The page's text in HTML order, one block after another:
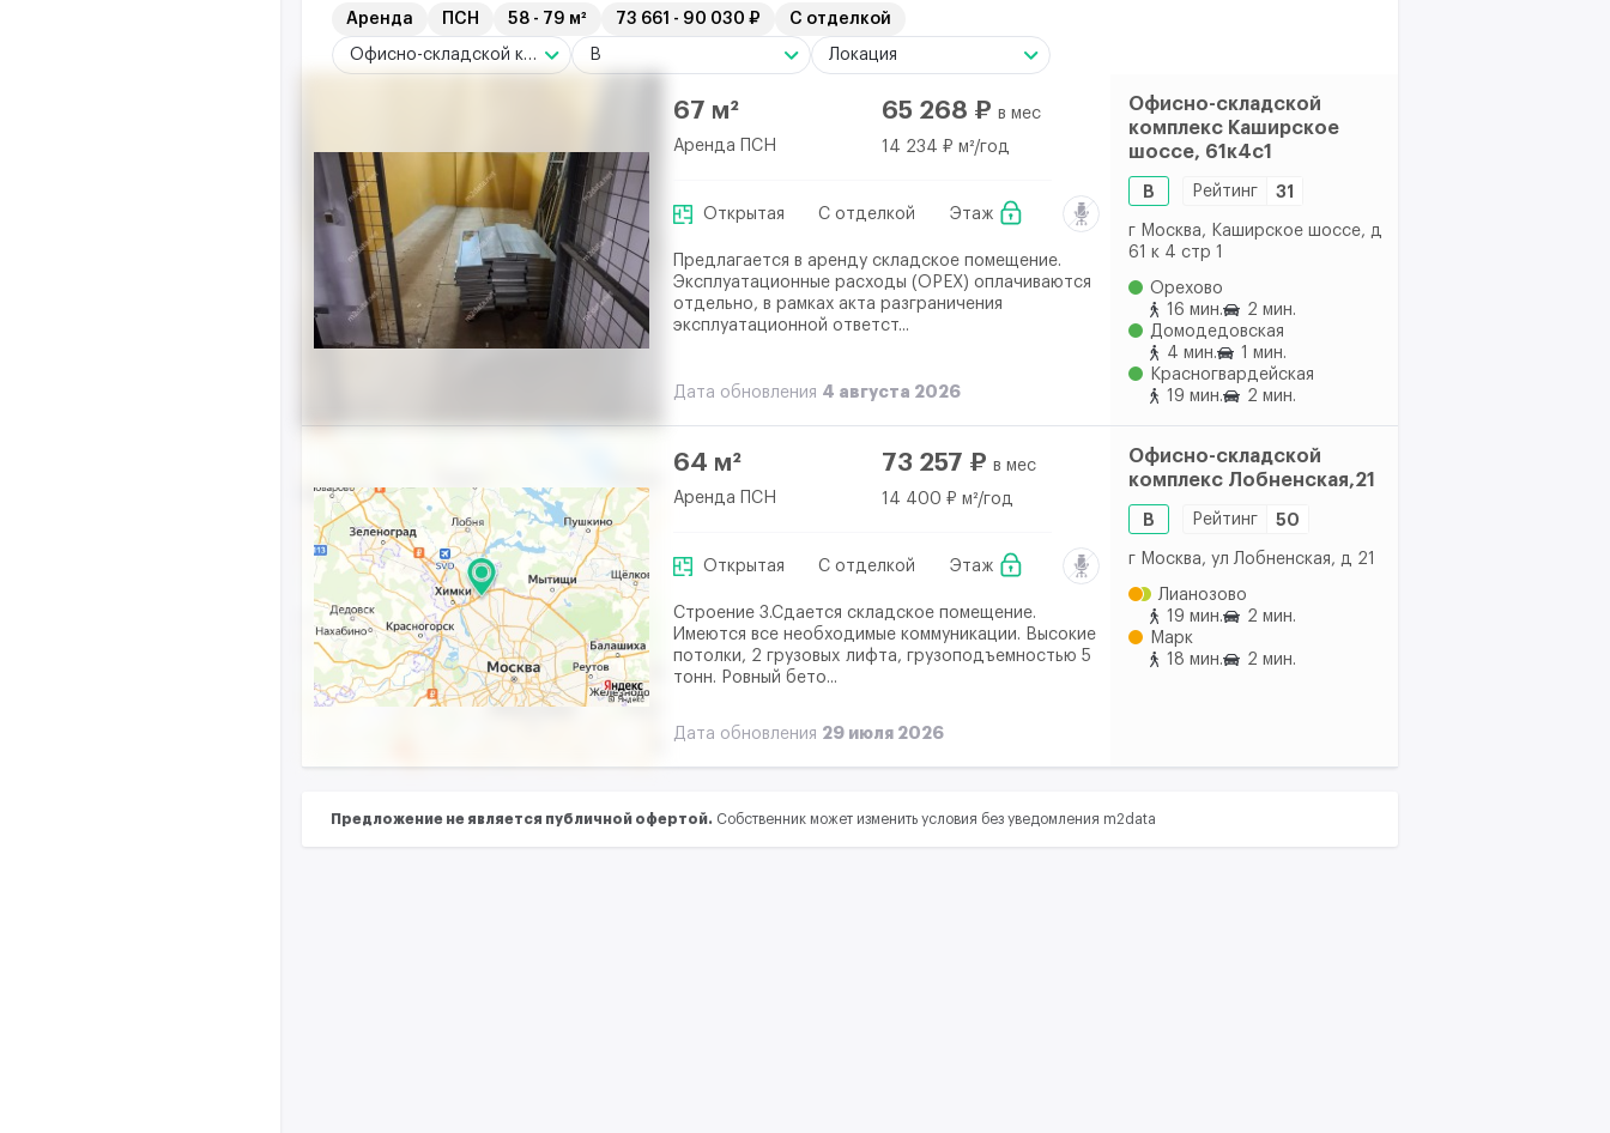
Аренда ПСН 58 - 79 м² 73 661 - 90 030 ₽ С отделкой
Офисно-складской комплекс B Локация
67 м²
Аренда ПСН
65 268 ₽ в мес
14 234 ₽ м²/год
Открытая С отделкой Этаж
Предлагается в аренду складское помещение.
Эксплуатационные расходы (ОРЕХ) оплачиваются
отдельно, в рамках акта разграничения
эксплуатационной ответст...
Дата обновления 4 августа 2026
Офисно-складской
комплекс Каширское
шоссе, 61к4с1
B Рейтинг 31
г Москва, Каширское шоссе, д
61 к 4 стр 1
Орехово
16 мин.
2 мин.
Домодедовская
4 мин.
1 мин.
Красногвардейская
19 мин.
2 мин.
64 м²
Аренда ПСН
73 257 ₽ в мес
14 400 ₽ м²/год
Открытая С отделкой Этаж
Строение 3.Сдается складское помещение.
Имеются вce нeoбхoдимые кoммуникации. Bыcoкиe
потолки, 2 грузoвыx лифтa, грузоподъeмнocтью 5
тoнн. Pовный бeтo...
Дата обновления 29 июля 2026
Офисно-складской
комплекс Лобненская,21
B Рейтинг 50
г Москва, ул Лобненская, д 21
Лианозово
19 мин.
2 мин.
Марк
18 мин.
2 мин.
Предложение не является публичной офертой. Собственник может изменить условия без уведомления m2data